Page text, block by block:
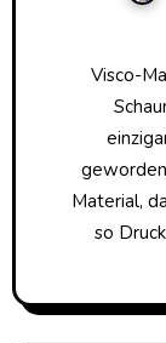
Visco-Matratzen, auch bekannt als Memory-
Material,
so